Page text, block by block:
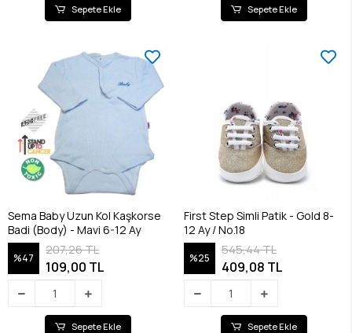
Sepete Ekle Sepete Ekle
Sema Baby Uzun Kol Kaşkorse
Badi (Body) - Mavi 6-12 Ay
%47
207,26 TL
109,00 TL
Sepete Ekle
First Step Simli Patik - Gold 8-
12 Ay / No.18
%25
545,44 TL
409,08 TL
Sepete Ekle